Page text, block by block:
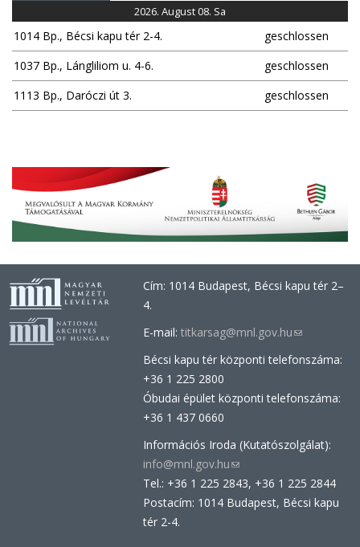
2026. August 08. Sa
1014 Bp., Bécsi kapu tér 2-4.
geschlossen
1037 Bp., Lángliliom u. 4-6.
geschlossen
1113 Bp., Daróczi út 3.
geschlossen
Cím: 1014 Budapest, Bécsi kapu tér 2–
4.
E-mail:titkarsag@mnl.gov.hu(link
sends
mail)
Bécsi kapu tér központi telefonszáma:
+36 1 225 2800
Óbudai épület központi telefonszáma:
+36 1 437 0660
Információs Iroda (Kutatószolgálat):
info@mnl.gov.hu(link
sends
e-
Tel.: +36 1 225 2843, +36 1 225 2844
Postacím: 1014 Budapest, Bécsi kapu
tér 2-4.